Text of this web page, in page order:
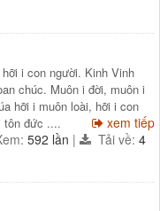
i con người. Kinh Vinh
chúc. Muôn i đời, muôn i
hỡi i muôn loài, hỡi i con
tôn đức ....
xem tiếp
592 lần | Tải về: 4